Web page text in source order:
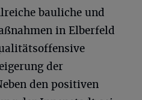
bauliche und
in Elberfeld
der
den positiven